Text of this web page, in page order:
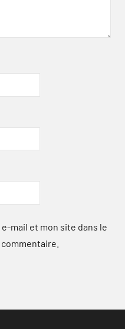
mail et mon site dans le